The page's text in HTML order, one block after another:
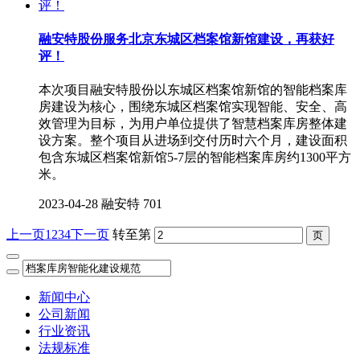
融安特股份服务北京东城区档案馆新馆建设，再获好
评！
本次项目融安特股份以东城区档案馆新馆的智能档案库
房建设为核心，围绕东城区档案馆实现智能、安全、高
效管理为目标，为用户单位提供了智慧档案库房整体建
设方案。整个项目从进场到交付历时六个月，建设面积
包含东城区档案馆新馆5-7层的智能档案库房约1300平方
米。
2023-04-28 融安特 701
上一页1 234下一页 转至第
新闻中心
公司新闻
行业资讯
法规标准